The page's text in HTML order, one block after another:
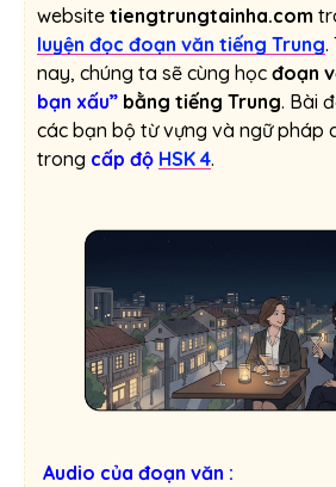
website tiengtrungtainha.com
luyện đọc đoạn văn tiếng Trung.
nay, chúng ta sẽ cùng học đoạn
bạn xấu” bằng tiếng Trung. Bài
các bạn bộ từ vựng và ngữ pháp
trong cấp độ HSK 4.
Audio của đoạn văn :